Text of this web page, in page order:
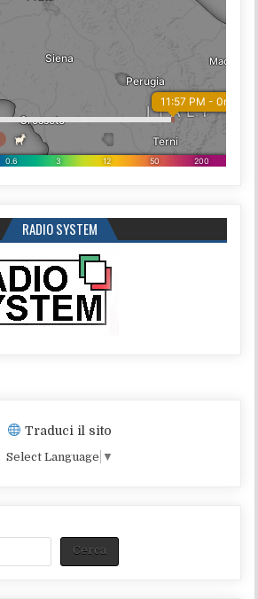
RADIO SYSTEM
Traduci il sito
Select Language ▼
Cerca